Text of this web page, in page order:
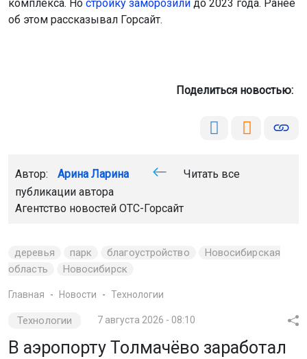
комплекса. Но стройку заморозили до 2023 года. Ранее
об этом рассказывал Горсайт.
Поделиться новостью:
Автор: Арина Ларина
Читать все
публикации автора
Агентство новостей ОТС-Горсайт
деревья парк благоустройство
Новосибирская
область
Новосибирск
Главная Новости Технологии
Технологии 7 августа 2026 - 08:10
В аэропорту Толмачёво заработал